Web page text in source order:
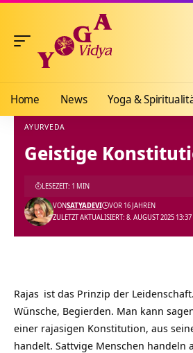
Home News Yoga &
Yoga Vidya Blog - Yoga, Meditation und Ayurveda
AYURVEDA
Geistige
ZULETZT AKTUALISIERT: 8. AUGUST 2025 13:37
VONSATYADEVI VOR 16 JAHREN
LESEZEIT: 1 MIN
Rajas ist das Prinzip der
Wünsche, Begierden. Man kann
einer rajasigen Konstitution, aus
handelt. Sattvige Menschen handeln